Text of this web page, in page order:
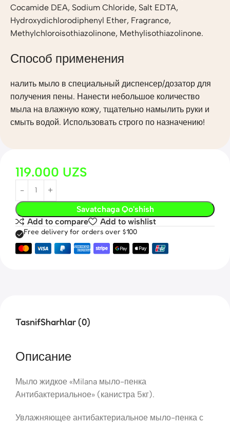
Cocamide DEA, Sodium Chloride, Salt EDTA,
Hydroxydichlorodiphenyl Ether, Fragrance,
Methylchloroisothiazolinone, Methylisothiazolinone.
Способ применения
налить мыло в специальный диспенсер/дозатор для
получения пены. Нанести небольшое количество
мыла на влажную кожу, тщательно намылить руки и
смыть водой. Использовать строго по назначению!
119.000 UZS
Savatchaga Qo'shish
Add to compare
Add to wishlist
Free delivery for orders over $100
TasnifSharhlar (0)
Описание
Мыло жидкое «Milana мыло-пенка
Антибактериальное» (канистра 5кг).
Увлажняющее антибактериальное мыло-пенка с